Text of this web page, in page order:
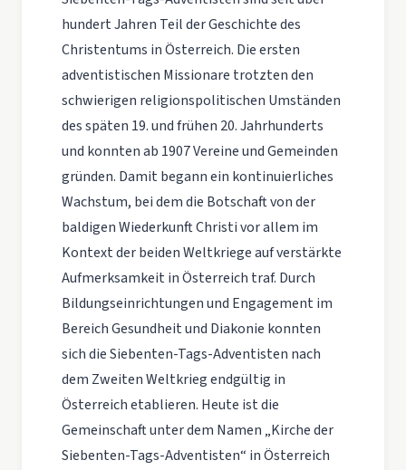
hundert Jahren Teil der Geschichte des
Christentums in Österreich. Die ersten
adventistischen Missionare trotzten den
schwierigen religionspolitischen Umständen
des späten 19. und frühen 20. Jahrhunderts
und konnten ab 1907 Vereine und Gemeinden
gründen. Damit begann ein kontinuierliches
Wachstum, bei dem die Botschaft von der
baldigen Wiederkunft Christi vor allem im
Kontext der beiden Weltkriege auf verstärkte
Aufmerksamkeit in Österreich traf. Durch
Bildungseinrichtungen und Engagement im
Bereich Gesundheit und Diakonie konnten
sich die Siebenten-Tags-Adventisten nach
dem Zweiten Weltkrieg endgültig in
Österreich etablieren. Heute ist die
Gemeinschaft unter dem Namen „Kirche der
Siebenten-Tags-Adventisten“ in Österreich